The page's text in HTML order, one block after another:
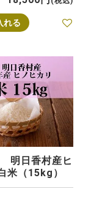
れる
明日香村産ヒ
米（15kg）